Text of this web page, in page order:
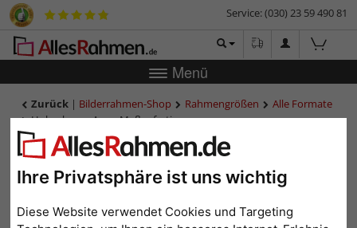
Ihre Privatsphäre ist uns wichtig
Diese Website verwendet Cookies und Targeting
Service: (030) 23 59 490 81
Menü
Zurück | Bilderrahmen-Shop Rahmengrößen
Alle Formate
Holzrahmen Arras Maßanfertigung
Holzrahmen Arras
Maßanfertigung